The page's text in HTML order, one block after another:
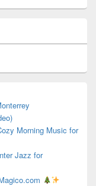
Morning Music for
Jazz for